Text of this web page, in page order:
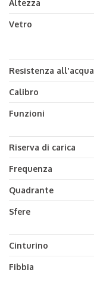
Altezza
Vetro
Resistenza all'acqua
Calibro
Funzioni
Riserva di carica
Frequenza
Quadrante
Sfere
Cinturino
Fibbia